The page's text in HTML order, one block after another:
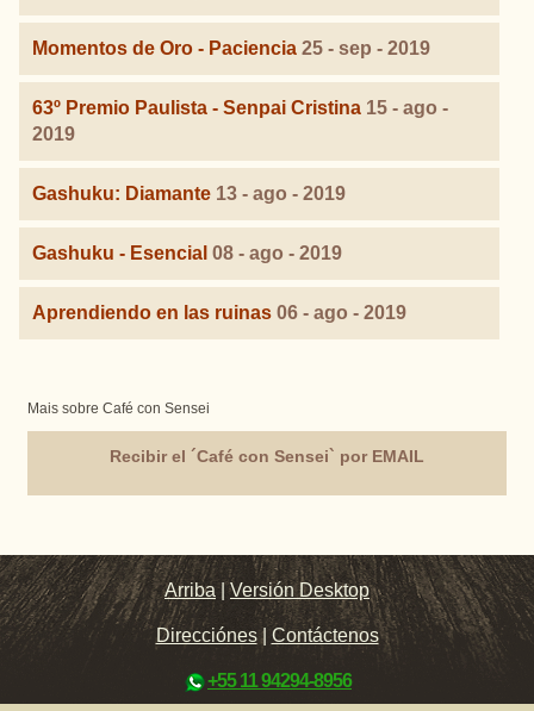
Momentos de Oro - Paciencia 25 - sep - 2019
63º Premio Paulista - Senpai Cristina 15 - ago -
2019
Gashuku: Diamante 13 - ago - 2019
Gashuku - Esencial 08 - ago - 2019
Aprendiendo en las ruinas 06 - ago - 2019
Mais sobre Café con Sensei
Recibir el ´Café con Sensei` por EMAIL
Arriba |Versión Desktop
Direcciónes| Contáctenos
+55 11 94294-8956